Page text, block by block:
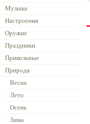
Музыка
Настроения
Оружие
Праздники
Прикольные
Природа
Весна
Лето
Осень
Зима